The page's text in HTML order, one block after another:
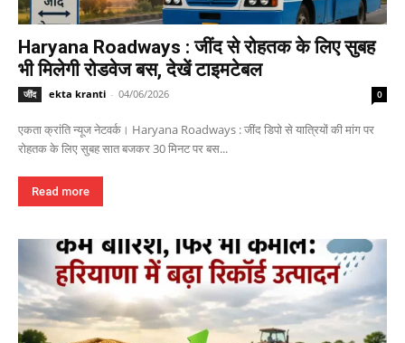
Haryana Roadways : जींद से रोहतक के लिए सुबह
भी मिलेगी रोडवेज बस, देखें टाइमटेबल
जींद ekta kranti - 04/06/2026 0
एकता क्रांति न्यूज नेटवर्क। Haryana Roadways : जींद डिपो से यात्रियों की मांग पर
रोहतक के लिए सुबह सात बजकर 30 मिनट पर बस...
Read more